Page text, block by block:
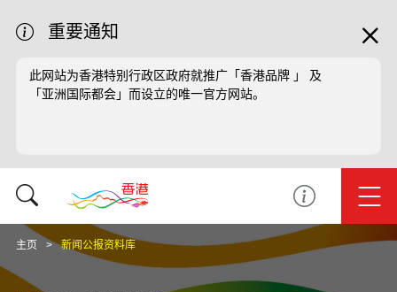
重要通知
此网站为香港特别行政区政府就推广「香港品牌 」 及
「亚洲国际都会」而设立的唯一官方网站。
主页 新闻公报资料库